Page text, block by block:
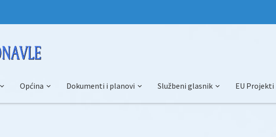
Općina Dokumenti i planovi Službeni glasnik EU Projekti